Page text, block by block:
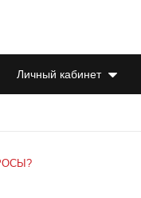
Личный кабинет